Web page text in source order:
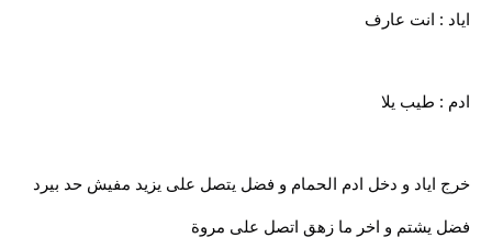
اياد : انت عارف
ادم : طيب يلا
خرج اياد و دخل ادم الحمام و فضل يتصل على يزيد مفيش حد بيرد
فضل يشتم و اخر ما زهق اتصل على مروة